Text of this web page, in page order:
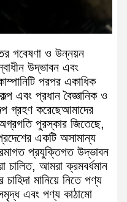
গবেষণা ও উন্নয়ন
উদ্ভাবন এবং
পরপর একাধিক
এবং প্রধান বৈজ্ঞানিক ও
গ্রহণ করেছেআমাদের
পুরস্কার জিতেছে,
একটি অসামান্য
প্রযুক্তিগত উদ্ভাবন
চালিত, আমরা ক্রমবর্ধমান
চাহিদা মানিয়ে নিতে পণ্য
এবং পণ্য কাঠামো